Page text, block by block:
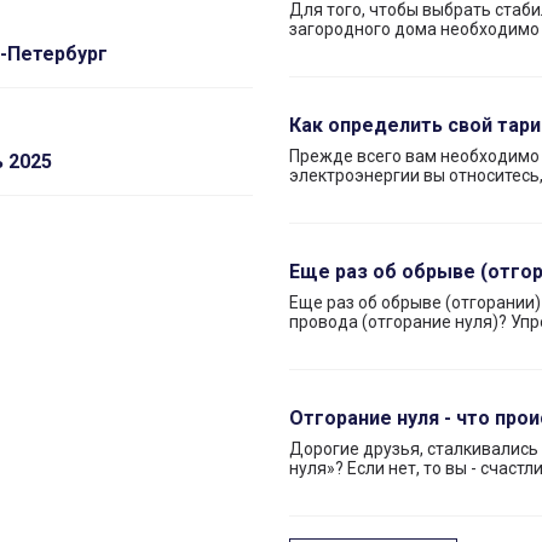
Петербург
2025
Для того, чтобы выбрать
загородного дома
Как определить свой
Прежде всего вам необходимо
электроэнергии вы
Еще раз об обрыве
Еще раз об обрыве
провода (отгорание нуля)?
Отгорание нуля - что
Дорогие друзья,
нуля»? Если нет, то вы -